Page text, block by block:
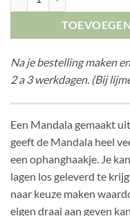
Na je bestelling maken
2 a 3 werkdagen. (Bij
Een Mandala gemaakt
geeft de Mandala heel
een ophanghaakje. Je
lagen los geleverd te
naar keuze maken
eigen draai aan geven